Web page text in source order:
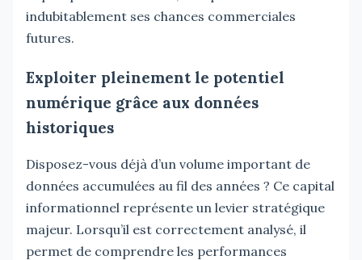
indubitablement ses chances commerciales
futures.
Exploiter pleinement le potentiel
numérique grâce aux données
historiques
Disposez-vous déjà d’un volume important de
données accumulées au fil des années ? Ce capital
informationnel représente un levier stratégique
majeur. Lorsqu’il est correctement analysé, il
permet de comprendre les performances